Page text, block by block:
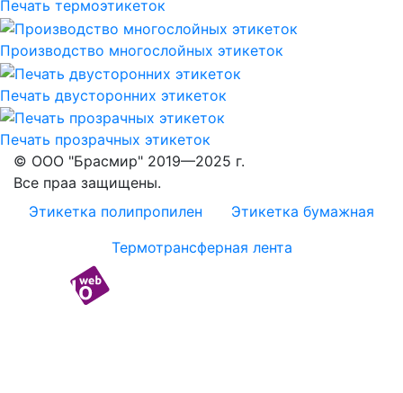
Печать термоэтикеток
Производство многослойных этикеток
Печать двусторонних этикеток
Печать прозрачных этикеток
© ООО "Брасмир" 2019—2025 г.
Все праа защищены.
Этикетка полипропилен
Этикетка бумажная
Термотрансферная лента